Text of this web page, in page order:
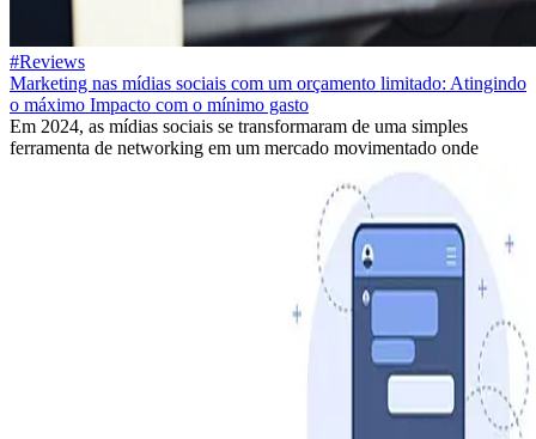
#Reviews
Marketing nas mídias sociais com um orçamento limitado: Atingindo
o máximo Impacto com o mínimo gasto
Em 2024, as mídias sociais se transformaram de uma simples
ferramenta de networking em um mercado movimentado onde